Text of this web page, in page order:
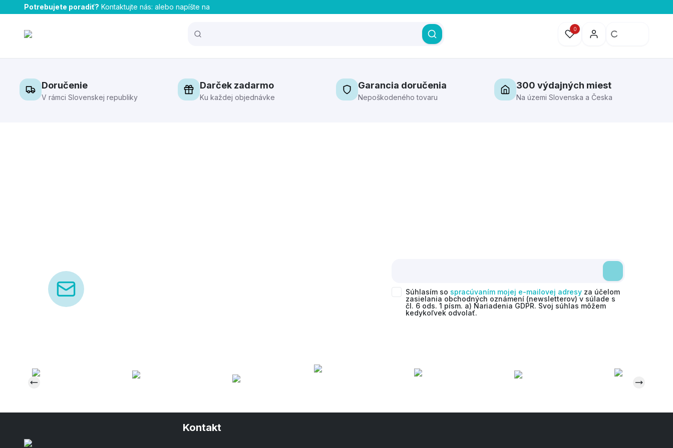
Potrebujete poradiť? Kontaktujte nás: alebo napíšte na
0
Doručenie
V rámci Slovenskej republiky
Darček zadarmo
Ku každej objednávke
Garancia doručenia
Nepoškodeného tovaru
300 výdajných miest
Na územi Slovenska a Česka
Súhlasím so spracúvaním mojej e-mailovej adresy za účelom
zasielania obchodných oznámení (newsletterov) v súlade s
čl. 6 ods. 1 písm. a) Nariadenia GDPR. Svoj súhlas môžem
kedykoľvek odvolať.
Kontakt